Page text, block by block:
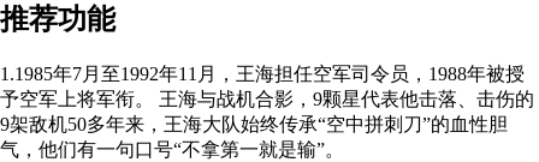
推荐功能
1.1985年7月至1992年11月，王海担任空军司令员，1988年被授
予空军上将军衔。 王海与战机合影，9颗星代表他击落、击伤的
9架敌机50多年来，王海大队始终传承“空中拼刺刀”的血性胆
气，他们有一句口号“不拿第一就是输”。